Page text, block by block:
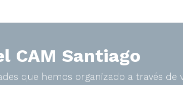
CAM Santiago
que hemos organizado a través